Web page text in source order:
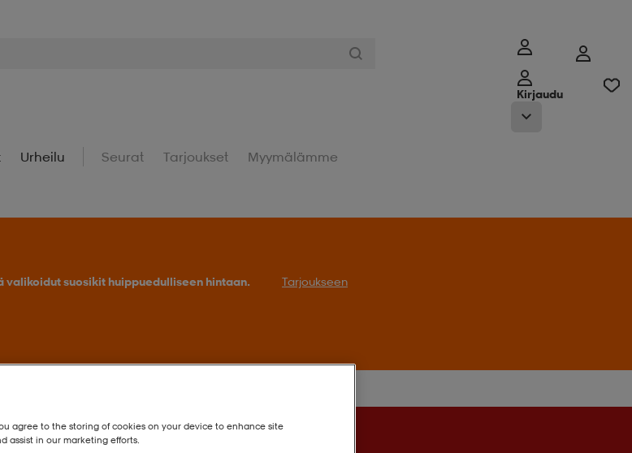
Kirjaudu
Urheilu Seurat Tarjoukset Myymälämme
valikoidut suosikit huippuedulliseen hintaan. Tarjoukseen
Joukkueen tuote:
FC ViP Jalkapallo
agree to the storing of cookies on your device to enhance site
assist in our marketing efforts.